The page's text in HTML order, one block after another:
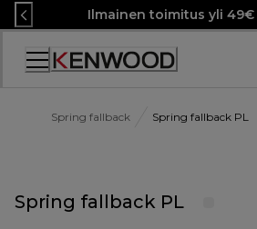
Skip
to
Content
Ilmainen toimitus yli
Spring fallback Spring fallback PL
Spring fallback PL